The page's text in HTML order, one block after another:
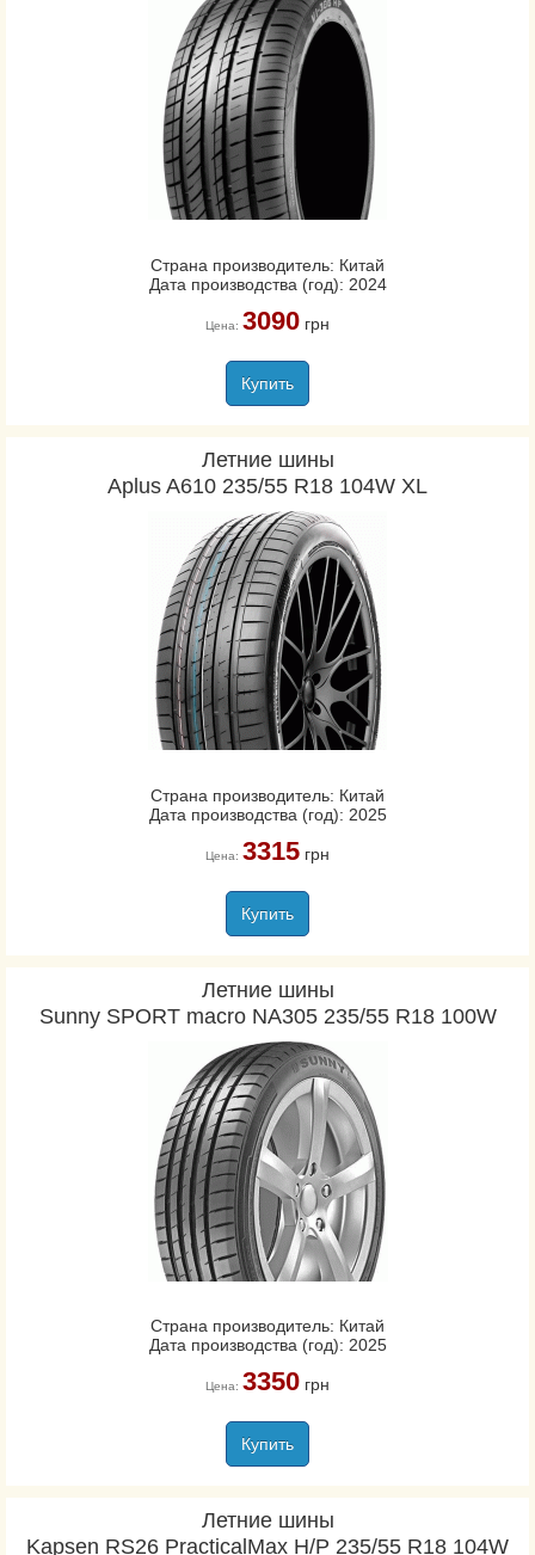
Страна производитель: Китай
Дата производства (год): 2024
Цена: 3090грн
Купить
Летние шины
Aplus A610 235/55 R18 104W XL
Страна производитель: Китай
Дата производства (год): 2025
Цена: 3315грн
Купить
Летние шины
Sunny SPORT macro NA305 235/55 R18 100W
Страна производитель: Китай
Дата производства (год): 2025
Цена: 3350грн
Купить
Летние шины
Kapsen RS26 PracticalMax H/P 235/55 R18 104W